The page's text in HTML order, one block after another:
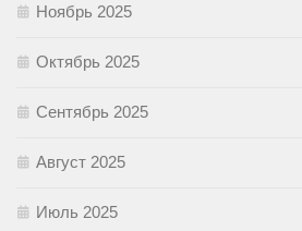
Ноябрь 2025
Октябрь 2025
Сентябрь 2025
Август 2025
Июль 2025